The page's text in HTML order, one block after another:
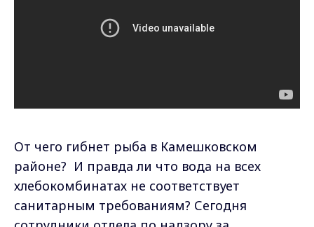
От чего гибнет рыба в Камешковском
районе? И правда ли что вода на всех
хлебокомбинатах не соответствует
санитарным требованиям? Сегодня